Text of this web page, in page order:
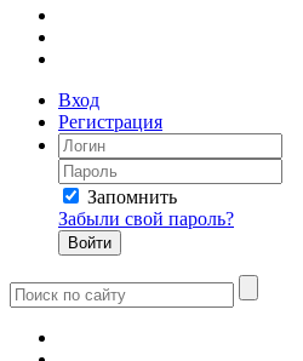
Вход
Регистрация
Запомнить
Забыли свой пароль?